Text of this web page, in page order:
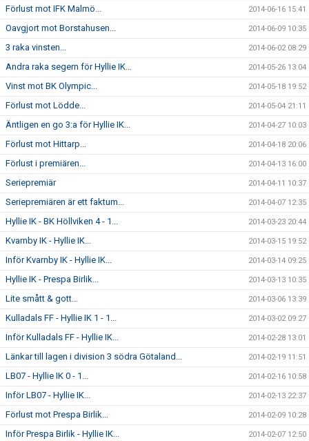
Förlust mot IFK Malmö... 2014-06-16 15:41
Oavgjort mot Borstahusen... 2014-06-09 10:35
3 raka vinsten... 2014-06-02 08:29
Andra raka segern för Hyllie IK… 2014-05-26 13:04
Vinst mot BK Olympic... 2014-05-18 19:52
Förlust mot Lödde... 2014-05-04 21:11
Äntligen en go 3:a för Hyllie IK... 2014-04-27 10:03
Förlust mot Hittarp... 2014-04-18 20:06
Förlust i premiären... 2014-04-13 16:00
Seriepremiär 2014-04-11 10:37
Seriepremiären är ett faktum... 2014-04-07 12:35
Hyllie IK - BK Höllviken 4 - 1... 2014-03-23 20:44
Kvarnby IK - Hyllie IK... 2014-03-15 19:52
Inför Kvarnby IK - Hyllie IK... 2014-03-14 09:25
Hyllie IK - Prespa Birlik... 2014-03-13 10:35
Lite smått & gott... 2014-03-06 13:39
Kulladals FF - Hyllie IK 1 - 1... 2014-03-02 09:27
Inför Kulladals FF - Hyllie IK... 2014-02-28 13:01
Länkar till lagen i division 3 södra Götaland... 2014-02-19 11:51
LB07 - Hyllie IK 0 - 1... 2014-02-16 10:58
Inför LB07 - Hyllie IK... 2014-02-13 22:37
Förlust mot Prespa Birlik... 2014-02-09 10:28
Inför Prespa Birlik - Hyllie IK... 2014-02-07 12:50